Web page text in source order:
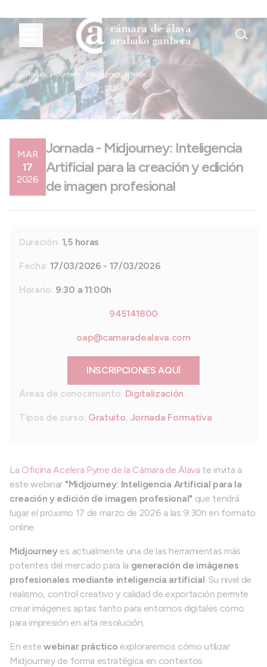
Inicio Jornada - Midjourney: Intelige...
MAR
17
2026
Jornada - Midjourney: Inteligencia
Artificial para la creación y edición
de imagen profesional
Duración: 1,5 horas
Fecha: 17/03/2026 - 17/03/2026
Horario: 9:30 a 11:00h
945141800
oap@camaradealava.com
INSCRIPCIONES AQUÍ
Áreas de conocimiento: Digitalización
Tipos de curso: Gratuito, Jornada Formativa
La Oficina Acelera Pyme de la Cámara de Álava te invita a
este webinar "Midjourney: Inteligencia Artificial para la
creación y edición de imagen profesional" que tendrá
lugar el próximo 17 de marzo de 2026 a las 9:30h en formato
online.
Midjourneyes actualmente una de las herramientas más
potentes del mercado para la generación de imágenes
profesionales mediante inteligencia artificial. Su nivel de
realismo, control creativo y calidad de exportación permite
crear imágenes aptas tanto para entornos digitales como
para impresión en alta resolución.
En estewebinar práctico exploraremos cómo utilizar
Midjourney de forma estratégica en contextos